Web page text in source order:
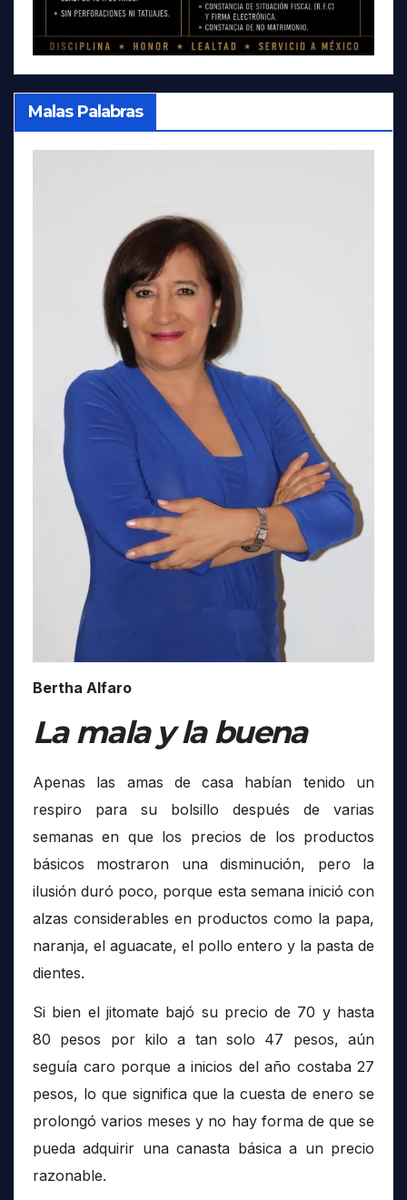
Malas Palabras
Bertha Alfaro
La mala y la buena
Apenas las amas de casa habían tenido un
respiro para su bolsillo después de varias
semanas en que los precios de los productos
básicos mostraron una disminución, pero la
ilusión duró poco, porque esta semana inició con
alzas considerables en productos como la papa,
naranja, el aguacate, el pollo entero y la pasta de
dientes.
Si bien el jitomate bajó su precio de 70 y hasta
80 pesos por kilo a tan solo 47 pesos, aún
seguía caro porque a inicios del año costaba 27
pesos, lo que significa que la cuesta de enero se
prolongó varios meses y no hay forma de que se
pueda adquirir una canasta básica a un precio
razonable.